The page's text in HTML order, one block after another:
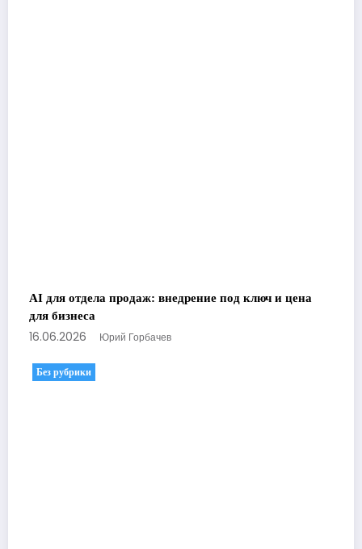
AI для отдела продаж: внедрение под ключ и цена
для бизнеса
16.06.2026 Юрий Горбачев
Без рубрики